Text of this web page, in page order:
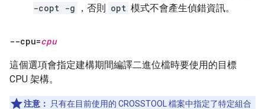
-copt -g
，否則 opt 模式不會產生偵錯資訊。
--cpu=cpu
這個選項會指定建構期間編譯二進位檔時要使用的目標
CPU 架構。
注意：
只有在目前使用的 CROSSTOOL 檔案中指定了特定組合